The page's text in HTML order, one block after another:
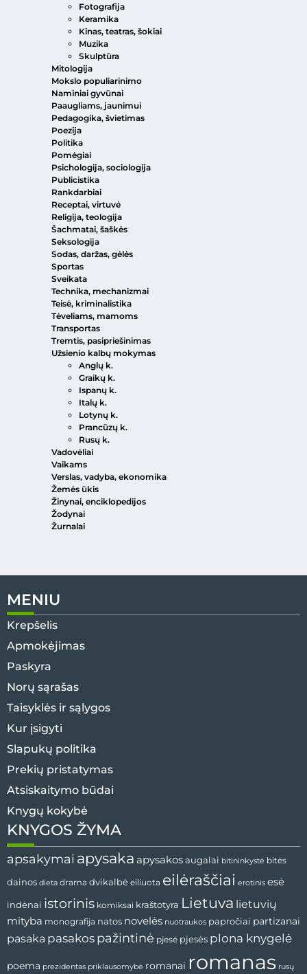
Fotografija
Keramika
Kinas, teatras, šokiai
Muzika
Skulptūra
Mitologija
Mokslo populiarinimo
Naminiai gyvūnai
Paaugliams, jaunimui
Pedagogika, švietimas
Poezija
Politika
Pomėgiai
Psichologija, sociologija
Publicistika
Rankdarbiai
Receptai, virtuvė
Religija, teologija
Šachmatai, šaškės
Seksologija
Sodas, daržas, gėlės
Sportas
Sveikata
Technika, mechanizmai
Teisė, kriminalistika
Tėveliams, mamoms
Transportas
Tremtis, pasipriešinimas
Užsienio kalbų mokymas
Anglų k.
Graikų k.
Ispanų k.
Italų k.
Lotynų k.
Prancūzų k.
Rusų k.
Vadovėliai
Vaikams
Verslas, vadyba, ekonomika
Žemės ūkis
Žinynai, enciklopedijos
Žodynai
Žurnalai
MENIU
Krepšelis
Apmokėjimas
Paskyra
Norų sąrašas
Taisyklės ir sąlygos
Kur įsigyti
Slapukų politika
Prekių pristatymas
Atsiskaitymo būdai
Knygų kokybė
KNYGOS ŽYMA
apsakymai apysaka apysakos augalai bitininkystė bitės
dainos dieta drama dvikalbė eiliuota eilėraščiai erotinis esė
indėnai istorinis komiksai kraštotyra Lietuva lietuvių
mityba monografija natos novelės nuotraukos papročiai partizanai
pasaka pasakos pažintinė pjesė pjesės plona knygelė
poema prezidentas priklausomybė romanai romanas rusų